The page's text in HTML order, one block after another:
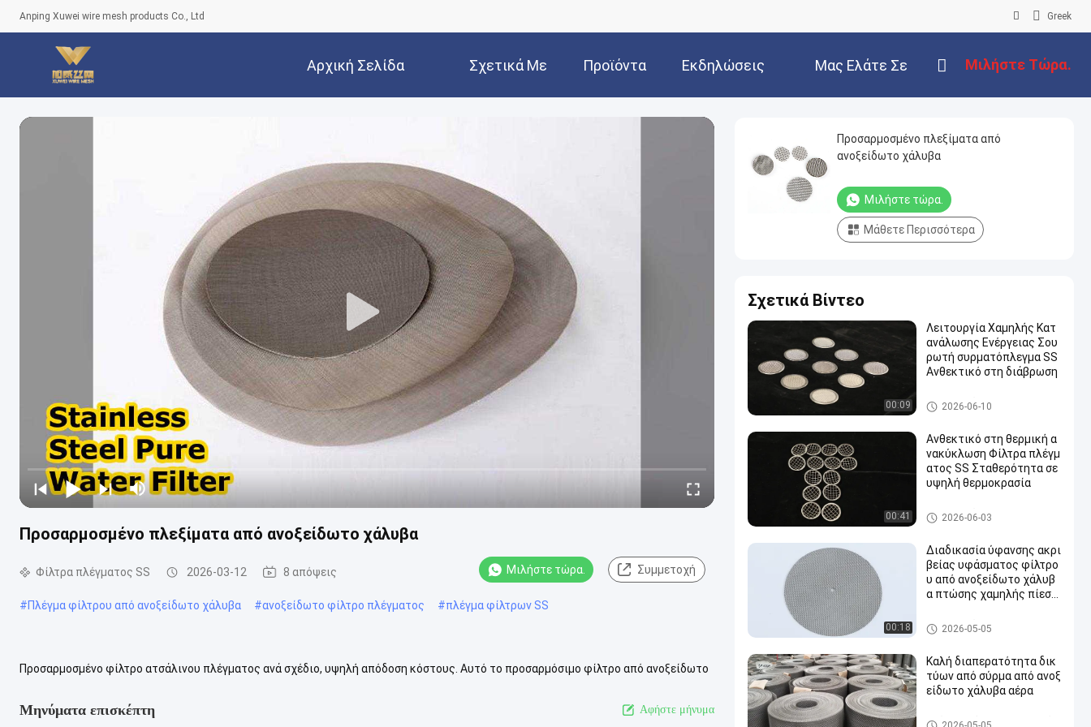
Anping Xuwei wire mesh products Co., Ltd Greek
Αρχική Σελίδα Σχετικά Με Προϊόντα Εκδηλώσεις Μας Ελάτε Σε
Επαφή Με
Μιλήστε Τώρα.
Προσαρμοσμένο πλεξίματα από ανοξείδωτο χάλυβα
Φίλτρα πλέγματος SS 2026-03-12 8 απόψεις Μιλήστε τώρα. Συμμετοχή
#Πλέγμα φίλτρου από ανοξείδωτο χάλυβα #ανοξείδωτο φίλτρο πλέγματος #πλέγμα φίλτρων SS
Προσαρμοσμένο φίλτρο ατσάλινου πλέγματος ανά σχέδιο, υψηλή απόδοση κόστους. Αυτό το προσαρμόσιμο φίλτρο από ανοξείδωτο
Μηνύματα επισκέπτη Αφήστε μήνυμα
Προσαρμοσμένο πλεξίματα από
ανοξείδωτο χάλυβα
Μιλήστε τώρα.
Μάθετε Περισσότερα
Σχετικά Βίντεο
00:09
Λειτουργία Χαμηλής Κατ
ανάλωσης Ενέργειας Σου
ρωτή συρματόπλεγμα SS
Ανθεκτικό στη διάβρωση
Φίλτρα πλέγματος SS
2026-06-10
00:41
Ανθεκτικό στη θερμική α
νακύκλωση Φίλτρα πλέγμ
ατος SS Σταθερότητα σε
υψηλή θερμοκρασία
Φίλτρα πλέγματος SS
2026-06-03
00:18
Διαδικασία ύφανσης ακρι
βείας υφάσματος φίλτρο
υ από ανοξείδωτο χάλυβ
α πτώσης χαμηλής πίεση
Φίλτρα πλέγματος SS
2026-05-05
Καλή διαπερατότητα δικ
τύων από σύρμα από ανοξ
είδωτο χάλυβα αέρα
Πλέγμα από ανοξείδωτο χάλ